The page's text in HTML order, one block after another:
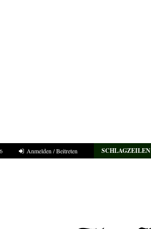
Anmelden / Beitreten SCHLAGZEILEN
mit Deutschland?